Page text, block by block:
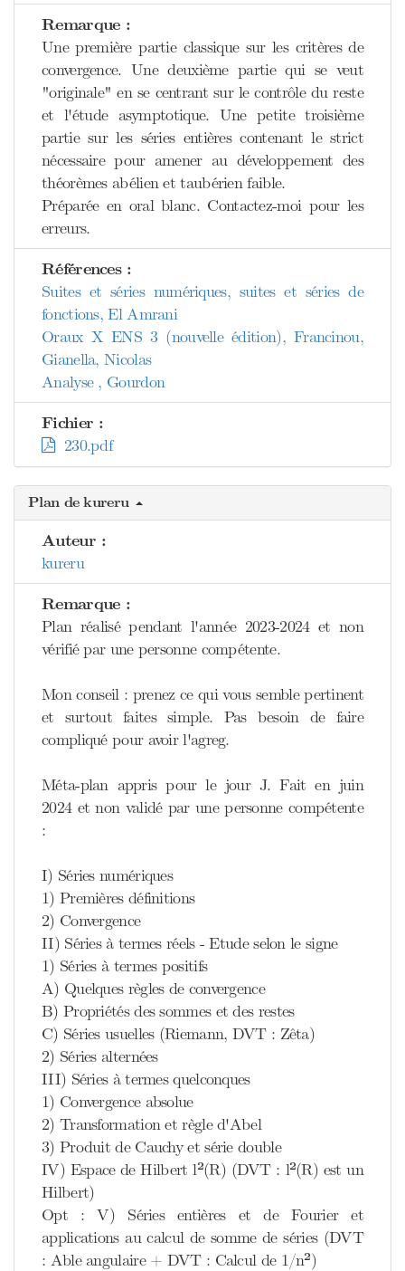
Remarque :
Une première partie classique sur les critères de
convergence. Une deuxième partie qui se veut
"originale" en se centrant sur le contrôle du reste
et l'étude asymptotique. Une petite troisième
partie sur les séries entières contenant le strict
nécessaire pour amener au développement des
théorèmes abélien et taubérien faible.
Préparée en oral blanc. Contactez-moi pour les
erreurs.
Références :
Suites et séries numériques, suites et séries de
fonctions, El Amrani
Oraux X ENS 3 (nouvelle édition), Francinou,
Gianella, Nicolas
Analyse , Gourdon
Fichier :
230.pdf
Plan de kureru
Auteur :
kureru
Remarque :
Plan réalisé pendant l'année 2023-2024 et non
vérifié par une personne compétente.
Mon conseil : prenez ce qui vous semble pertinent
et surtout faites simple. Pas besoin de faire
compliqué pour avoir l'agreg.
Méta-plan appris pour le jour J. Fait en juin
2024 et non validé par une personne compétente
:
I) Séries numériques
1) Premières définitions
2) Convergence
II) Séries à termes réels - Etude selon le signe
1) Séries à termes positifs
A) Quelques règles de convergence
B) Propriétés des sommes et des restes
C) Séries usuelles (Riemann, DVT : Zêta)
2) Séries alternées
III) Séries à termes quelconques
1) Convergence absolue
2) Transformation et règle d'Abel
3) Produit de Cauchy et série double
IV) Espace de Hilbert l²(R) (DVT : l²(R) est un
Hilbert)
Opt : V) Séries entières et de Fourier et
applications au calcul de somme de séries (DVT
: Able angulaire + DVT : Calcul de 1/n²)